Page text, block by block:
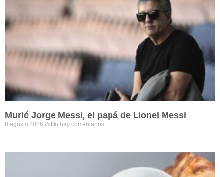
Murió Jorge Messi, el papá de Lionel Messi
8 agosto 2026 No hay comentarios